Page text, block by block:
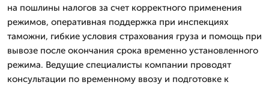
на пошлины налогов за счет корректного применения
режимов, оперативная поддержка при инспекциях
таможни, гибкие условия страхования груза и помощь при
вывозе после окончания срока временно установленного
режима. Ведущие специалисты компании проводят
консультации по временному ввозу и подготовке к